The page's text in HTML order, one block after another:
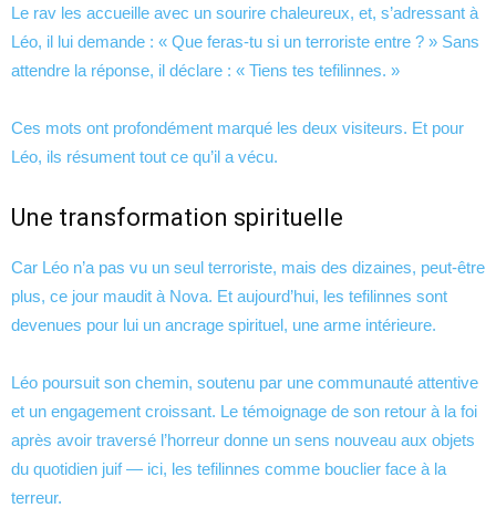
Le rav les accueille avec un sourire chaleureux, et, s’adressant à
Léo, il lui demande : « Que feras-tu si un terroriste entre ? » Sans
attendre la réponse, il déclare : « Tiens tes tefilinnes. »
Ces mots ont profondément marqué les deux visiteurs. Et pour
Léo, ils résument tout ce qu’il a vécu.
Une transformation spirituelle
Car Léo n’a pas vu un seul terroriste, mais des dizaines, peut-être
plus, ce jour maudit à Nova. Et aujourd’hui, les tefilinnes sont
devenues pour lui un ancrage spirituel, une arme intérieure.
Léo poursuit son chemin, soutenu par une communauté attentive
et un engagement croissant. Le témoignage de son retour à la foi
après avoir traversé l’horreur donne un sens nouveau aux objets
du quotidien juif — ici, les tefilinnes comme bouclier face à la
terreur.